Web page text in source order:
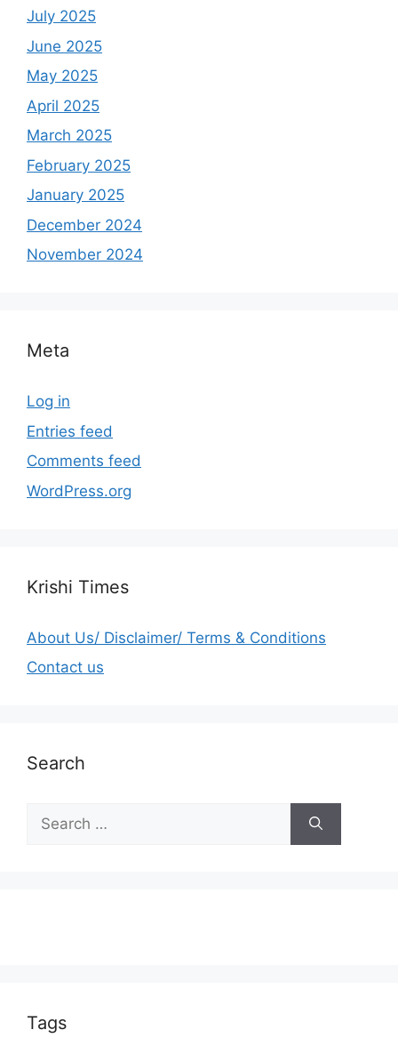
July 2025
June 2025
May 2025
April 2025
March 2025
February 2025
January 2025
December 2024
November 2024
Meta
Log in
Entries feed
Comments feed
WordPress.org
Krishi Times
About Us/ Disclaimer/ Terms & Conditions
Contact us
Search
Tags